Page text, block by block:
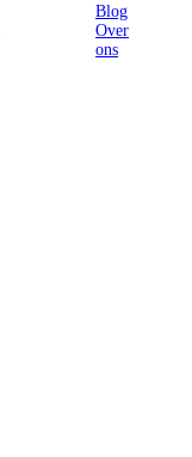
Blog
Over
ons